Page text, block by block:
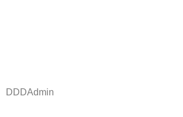
DDDAdmin